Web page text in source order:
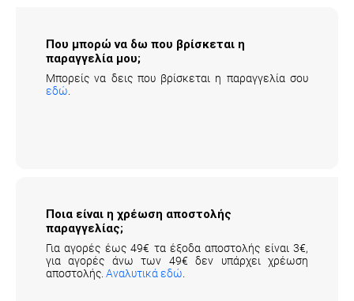
Που μπορώ να δω που βρίσκεται η
παραγγελία μου;
Μπορείς να δεις που βρίσκεται η παραγγελία σου
εδώ
Ποια είναι η χρέωση αποστολής
παραγγελίας;
Για αγορές έως 49€ τα έξοδα αποστολής είναι 3€,
για αγορές άνω των 49€ δεν υπάρχει χρέωση
αποστολής. Αναλυτικά εδώ